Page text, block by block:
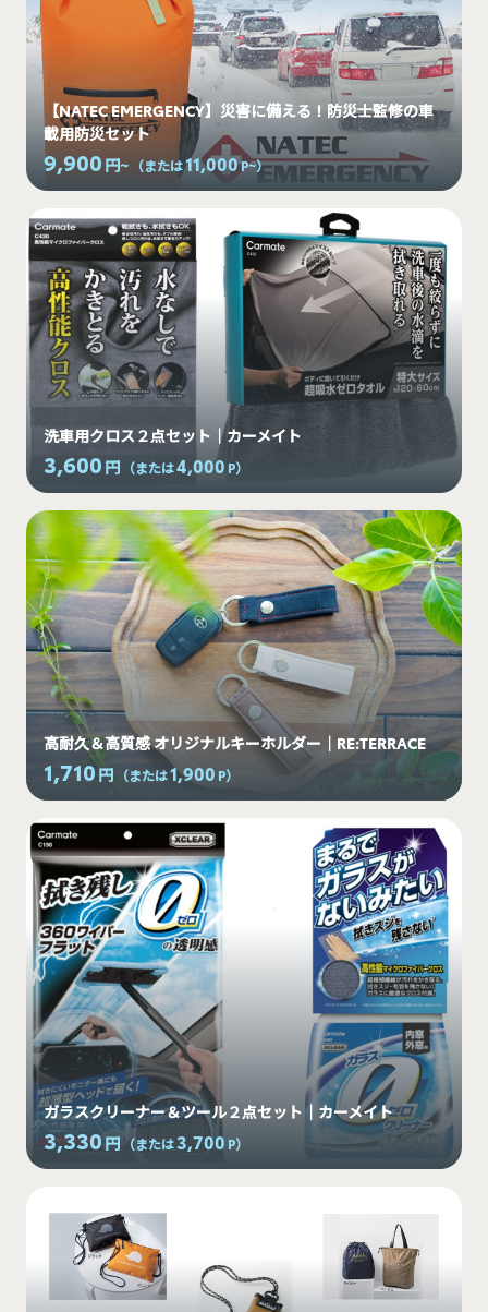
【NATEC EMERGENCY】災害に備える！防災士監修の車
載用防災セット
9,900 円~ （または11,000P~）
洗車用クロス２点セット｜カーメイト
3,600 円 （または4,000P）
高耐久＆高質感 オリジナルキーホルダー｜RE:TERRACE
1,710円 （または1,900 P）
ガラスクリーナー＆ツール２点セット｜カーメイト
3,330 円 （または3,700 P）